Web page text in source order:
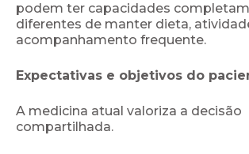
podem ter capacidades
diferentes de manter dieta,
acompanhamento frequente.
Expectativas e objetivos do
A medicina atual valoriza a decisão
compartilhada.